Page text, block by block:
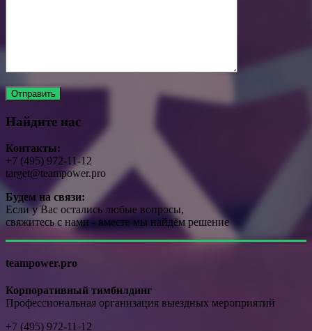
Найдите нас
Контакты:
+7 (495) 972-11-12
target@teampower.pro
Будем на связи:
Если у Вас остались любые вопросы,
свяжитесь с нами - вместе мы найдём решение
teampower.pro
Корпоративный тимбилдинг
Профессиональная организация выездных мероприятий
+7 (495) 972-11-12